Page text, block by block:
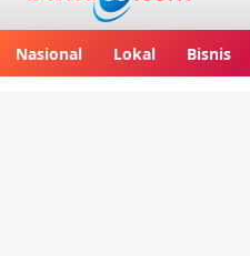
Nasional Lokal Bisnis